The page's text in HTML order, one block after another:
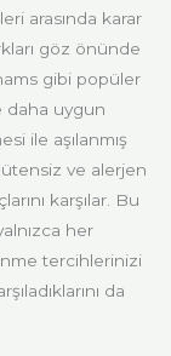
arasında karar
göz önünde
gibi popüler
daha uygun
ile aşılanmış
ve alerjen
karşılar. Bu
her
tercihlerinizi
da